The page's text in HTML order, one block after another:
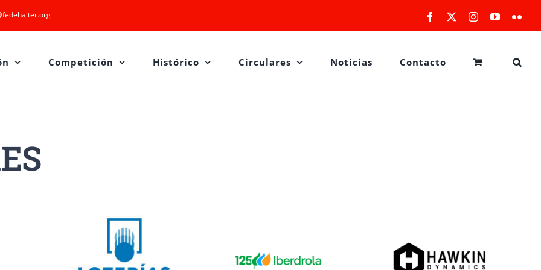
Facebook InstagramYouTube
Competición Histórico Circulares Noticias Contacto